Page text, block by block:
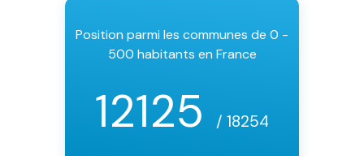
Position parmi les communes de 0 -
500 habitants en France
12125 / 18254